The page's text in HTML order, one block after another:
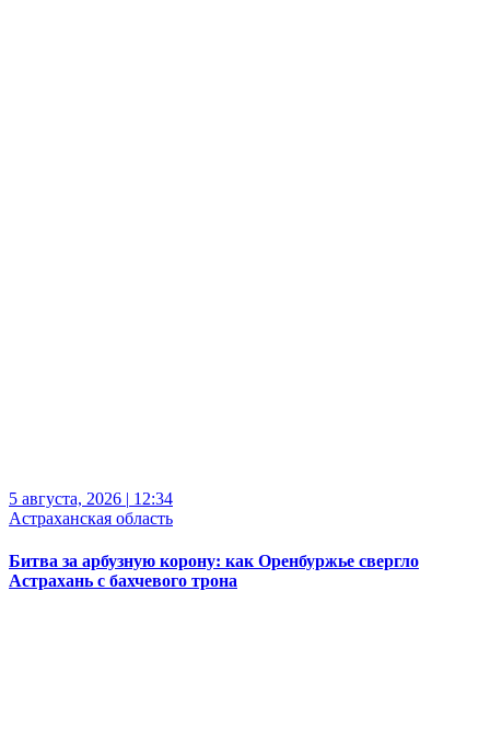
5 августа, 2026 | 12:34
Астраханская область
Битва за арбузную корону: как Оренбуржье свергло
Астрахань с бахчевого трона